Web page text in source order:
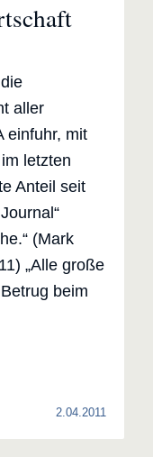
aller
einfuhr, mit
letzten
Anteil seit
(Mark
„Alle große
beim
2.04.2011